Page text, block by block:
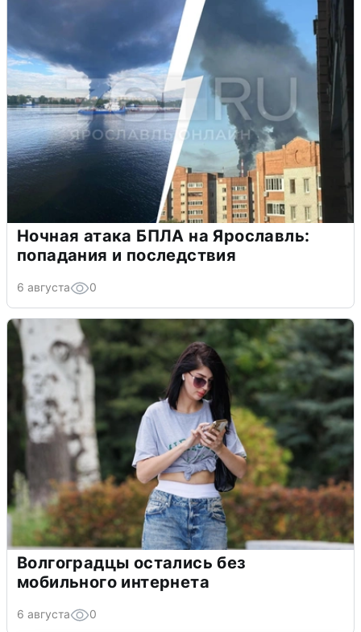
Ночная атака БПЛА на Ярославль:
попадания и последствия
6 августа 0
Волгоградцы остались без
мобильного интернета
6 августа 0